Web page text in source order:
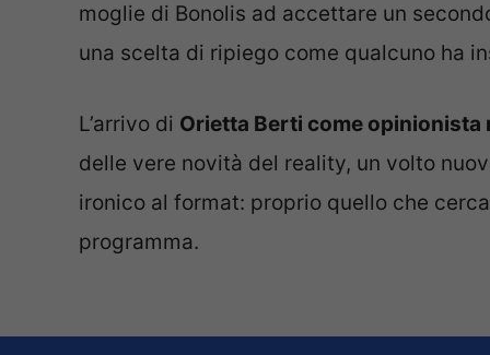
moglie di Bonolis ad accettare un
una scelta di ripiego come qualcuno ha
L’arrivo di Orietta Berti come opinionista
delle vere novità del reality, un volto
ironico al format: proprio quello che
programma.